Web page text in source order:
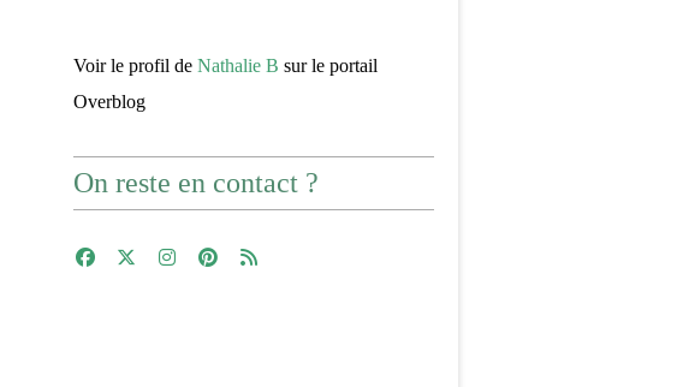
Voir le profil de Nathalie B sur le portail
Overblog
On reste en contact ?